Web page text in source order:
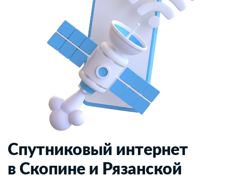
Спутниковый интернет
в Скопине и Рязанской